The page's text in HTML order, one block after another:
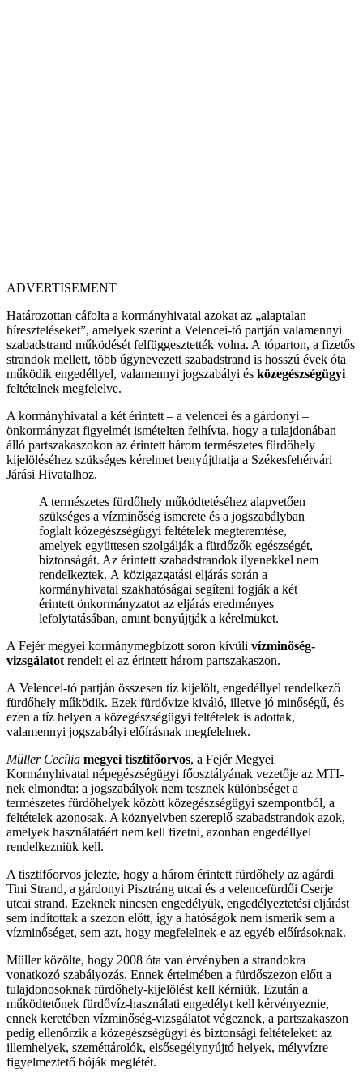
ADVERTISEMENT
Határozottan cáfolta a kormányhivatal azokat az „alaptalan
híreszteléseket”, amelyek szerint a Velencei-tó partján valamennyi
szabadstrand működését felfüggesztették volna. A tóparton, a fizetős
strandok mellett, több úgynevezett szabadstrand is hosszú évek óta
működik engedéllyel, valamennyi jogszabályi és közegészségügyi
feltételnek megfelelve.
A kormányhivatal a két érintett – a velencei és a gárdonyi –
önkormányzat figyelmét ismételten felhívta, hogy a tulajdonában
álló partszakaszokon az érintett három természetes fürdőhely
kijelöléséhez szükséges kérelmet benyújthatja a Székesfehérvári
Járási Hivatalhoz.
A természetes fürdőhely működtetéséhez alapvetően
szükséges a vízminőség ismerete és a jogszabályban
foglalt közegészségügyi feltételek megteremtése,
amelyek együttesen szolgálják a fürdőzők egészségét,
biztonságát. Az érintett szabadstrandok ilyenekkel nem
rendelkeztek. A közigazgatási eljárás során a
kormányhivatal szakhatóságai segíteni fogják a két
érintett önkormányzatot az eljárás eredményes
lefolytatásában, amint benyújtják a kérelmüket.
A Fejér megyei kormánymegbízott soron kívüli vízminőség-
vizsgálatot rendelt el az érintett három partszakaszon.
A Velencei-tó partján összesen tíz kijelölt, engedéllyel rendelkező
fürdőhely működik. Ezek fürdővize kiváló, illetve jó minőségű, és
ezen a tíz helyen a közegészségügyi feltételek is adottak,
valamennyi jogszabályi előírásnak megfelelnek.
Müller Cecília megyei tisztifőorvos, a Fejér Megyei
Kormányhivatal népegészségügyi főosztályának vezetője az MTI-
nek elmondta: a jogszabályok nem tesznek különbséget a
természetes fürdőhelyek között közegészségügyi szempontból, a
feltételek azonosak. A köznyelvben szereplő szabadstrandok azok,
amelyek használatáért nem kell fizetni, azonban engedéllyel
rendelkezniük kell.
A tisztifőorvos jelezte, hogy a három érintett fürdőhely az agárdi
Tini Strand, a gárdonyi Pisztráng utcai és a velencefürdői Cserje
utcai strand. Ezeknek nincsen engedélyük, engedélyeztetési eljárást
sem indítottak a szezon előtt, így a hatóságok nem ismerik sem a
vízminőséget, sem azt, hogy megfelelnek-e az egyéb előírásoknak.
Müller közölte, hogy 2008 óta van érvényben a strandokra
vonatkozó szabályozás. Ennek értelmében a fürdőszezon előtt a
tulajdonosoknak fürdőhely-kijelölést kell kérniük. Ezután a
működtetőnek fürdővíz-használati engedélyt kell kérvényeznie,
ennek keretében vízminőség-vizsgálatot végeznek, a partszakaszon
pedig ellenőrzik a közegészségügyi és biztonsági feltételeket: az
illemhelyek, szeméttárolók, elsősegélynyújtó helyek, mélyvízre
figyelmeztető bóják meglétét.